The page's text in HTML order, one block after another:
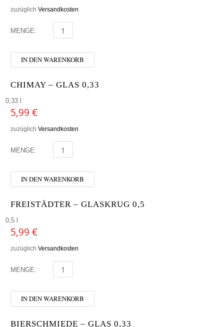
zuzüglich Versandkosten
MENGE: LINDEMANS - GLAS 0,33 MENGE
IN DEN WARENKORB
CHIMAY – GLAS 0,33
0,33 l
5,99 €
zuzüglich Versandkosten
MENGE: CHIMAY - GLAS 0,33 MENGE
IN DEN WARENKORB
FREISTÄDTER – GLASKRUG 0,5
0,5 l
5,99 €
zuzüglich Versandkosten
MENGE: FREISTÄDTER - GLASKRUG 0,5 MENGE
IN DEN WARENKORB
BIERSCHMIEDE – GLAS 0,33